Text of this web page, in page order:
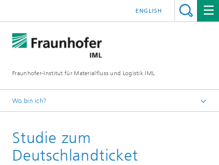
Fraunhofer-Institut für Materialfluss und Logistik IML
ENGLISH
Wo bin ich?
Presse / Medien
Studie zum
Deutschlandticket